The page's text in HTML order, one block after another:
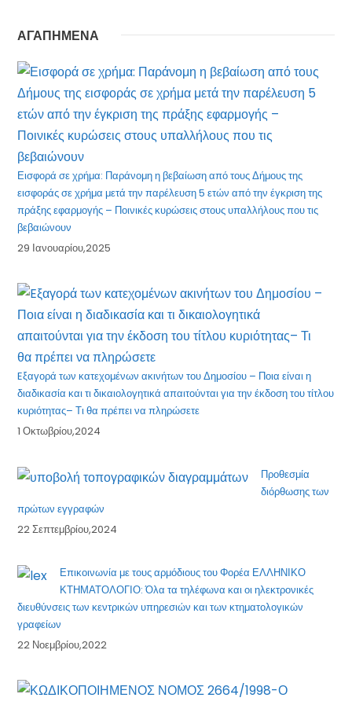
ΑΓΑΠΗΜΕΝΑ
Εισφορά σε χρήμα: Παράνομη η βεβαίωση από τους Δήμους της
εισφοράς σε χρήμα μετά την παρέλευση 5 ετών από την έγκριση της
πράξης εφαρμογής – Ποινικές κυρώσεις στους υπαλλήλους που τις
βεβαιώνουν
29 Ιανουαρίου,2025
Eξαγορά των κατεχομένων ακινήτων του Δημοσίου – Ποια είναι η
διαδικασία και τι δικαιολογητικά απαιτούνται για την έκδοση του τίτλου
κυριότητας– Τι θα πρέπει να πληρώσετε
1 Οκτωβρίου,2024
Προθεσμία
διόρθωσης των
πρώτων εγγραφών
22 Σεπτεμβρίου,2024
Επικοινωνία με τους αρμόδιους του Φορέα ΕΛΛΗΝΙΚΟ
ΚΤΗΜΑΤΟΛΟΓΙΟ: Όλα τα τηλέφωνα και οι ηλεκτρονικές
διευθύνσεις των κεντρικών υπηρεσιών και των κτηματολογικών
γραφείων
22 Νοεμβρίου,2022